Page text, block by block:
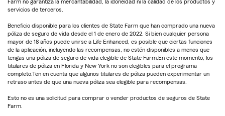
Farm no garantiza la mercantabilidad, la idoneidad ni la calidad de los productos y
servicios de terceros.
Beneficio disponible para los clientes de State Farm que han comprado una nueva
póliza de seguro de vida desde el 1 de enero de 2022. Si bien cualquier persona
mayor de 18 años puede unirse a Life Enhanced, es posible que ciertas funciones
de la aplicación, incluyendo las recompensas, no estén disponibles a menos que
tengas una póliza de seguro de vida elegible de State Farm.En este momento, los
titulares de póliza en Florida y New York no son elegibles para el programa
completo.Ten en cuenta que algunos titulares de póliza pueden experimentar un
retraso antes de que una nueva póliza sea elegible para recompensas.
Esto no es una solicitud para comprar o vender productos de seguros de State
Farm.